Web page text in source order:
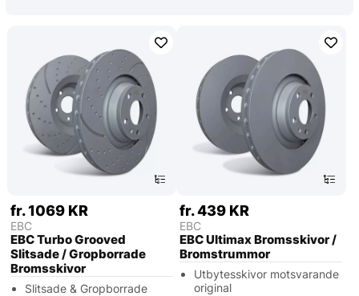
fr. 1069 KR
EBC
EBC Turbo Grooved
Slitsade / Gropborrade
Bromsskivor
Slitsade & Gropborrade
fr. 439 KR
EBC
EBC Ultimax Bromsskivor /
Bromstrummor
Utbytesskivor motsvarande
original